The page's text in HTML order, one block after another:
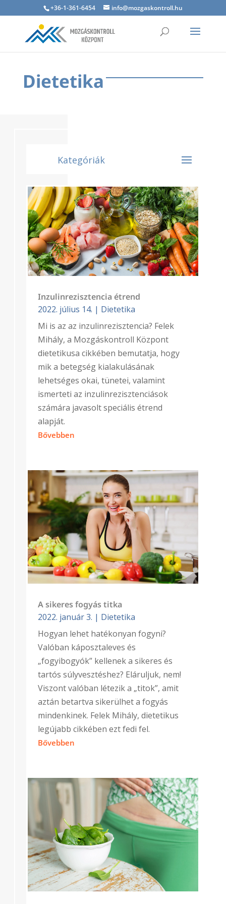
+36-1-361-6454 info@mozgaskontroll.hu
Dietetika
Inzulinrezisztencia étrend
2022. július 14. | Dietetika
Mi is az az inzulinrezisztencia? Felek
Mihály, a Mozgáskontroll Központ
dietetikusa cikkében bemutatja, hogy
mik a betegség kialakulásának
lehetséges okai, tünetei, valamint
ismerteti az inzulinrezisztenciások
számára javasolt speciális étrend
alapját.
Bővebben
A sikeres fogyás titka
2022. január 3. | Dietetika
Hogyan lehet hatékonyan fogyni?
Valóban káposztaleves és
„fogyibogyók” kellenek a sikeres és
tartós súlyvesztéshez? Eláruljuk, nem!
Viszont valóban létezik a „titok”, amit
aztán betartva sikerülhet a fogyás
mindenkinek. Felek Mihály, dietetikus
legújabb cikkében ezt fedi fel.
Bővebben